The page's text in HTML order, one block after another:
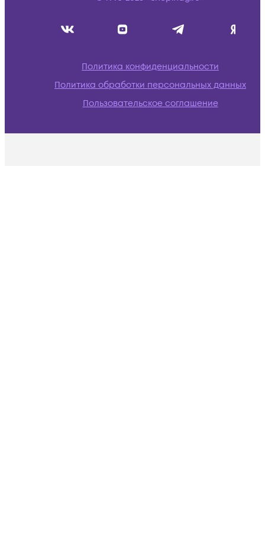
Политика конфиденциальности
Политика обработки персональных данных
Пользовательское соглашение